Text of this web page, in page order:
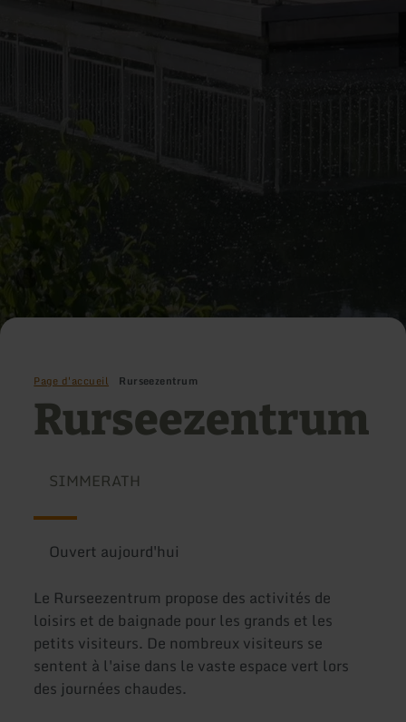
Page d'accueil Rurseezentrum
Rurseezentrum
SIMMERATH
Ouvert aujourd'hui
Le Rurseezentrum propose des activités de
loisirs et de baignade pour les grands et les
petits visiteurs. De nombreux visiteurs se
sentent à l'aise dans le vaste espace vert lors
des journées chaudes.